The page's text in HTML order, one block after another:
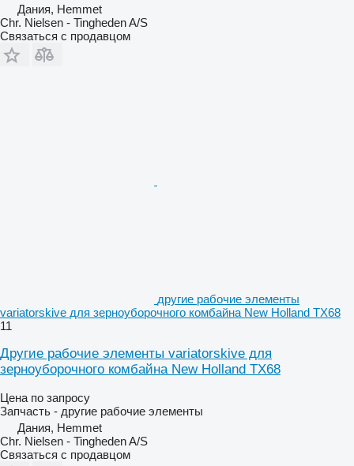
Дания, Hemmet
Chr. Nielsen - Tingheden A/S
Связаться с продавцом
другие рабочие элементы
variatorskive для зерноуборочного комбайна New Holland TX68
11
Другие рабочие элементы variatorskive для
зерноуборочного комбайна New Holland TX68
Цена по запросу
Запчасть - другие рабочие элементы
Дания, Hemmet
Chr. Nielsen - Tingheden A/S
Связаться с продавцом